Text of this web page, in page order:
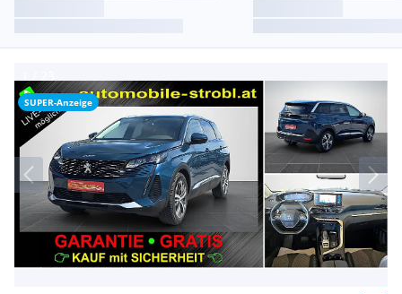
SUPER-Anzeige